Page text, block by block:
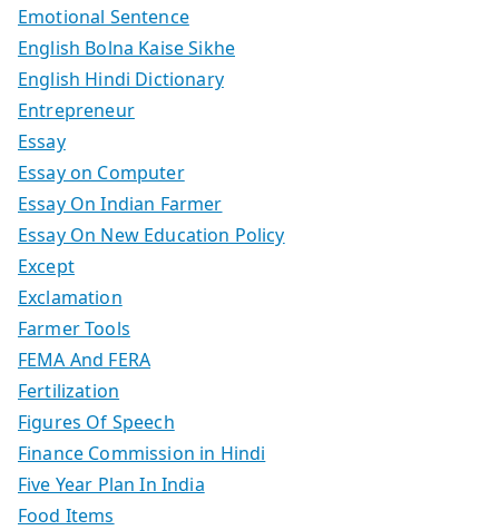
Emotional Sentence
English Bolna Kaise Sikhe
English Hindi Dictionary
Entrepreneur
Essay
Essay on Computer
Essay On Indian Farmer
Essay On New Education Policy
Except
Exclamation
Farmer Tools
FEMA And FERA
Fertilization
Figures Of Speech
Finance Commission in Hindi
Five Year Plan In India
Food Items